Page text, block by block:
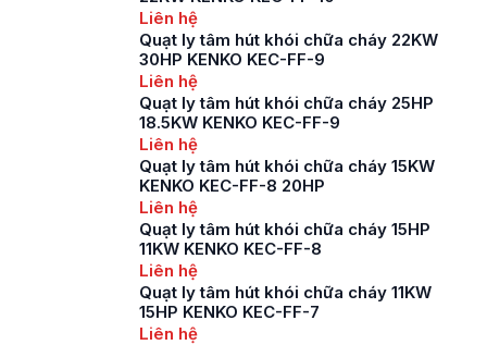
Liên hệ
Quạt ly tâm hút khói chữa cháy 22KW
30HP KENKO KEC-FF-9
Liên hệ
Quạt ly tâm hút khói chữa cháy 25HP
18.5KW KENKO KEC-FF-9
Liên hệ
Quạt ly tâm hút khói chữa cháy 15KW
KENKO KEC-FF-8 20HP
Liên hệ
Quạt ly tâm hút khói chữa cháy 15HP
11KW KENKO KEC-FF-8
Liên hệ
Quạt ly tâm hút khói chữa cháy 11KW
15HP KENKO KEC-FF-7
Liên hệ